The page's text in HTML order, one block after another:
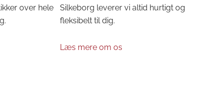
over hele
Silkeborg leverer vi altid hurtigt og
fleksibelt til dig.
Læs mere om os